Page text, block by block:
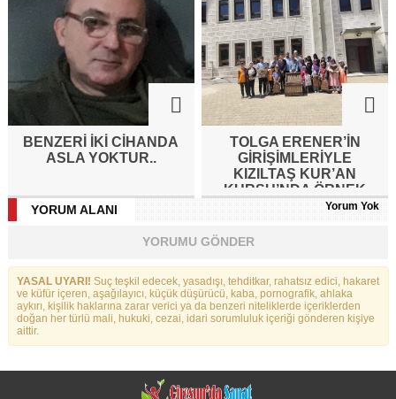
BENZERI IKI CIHANDA
ASLA YOKTUR..
TOLGA ERENER’İN
GİRİŞİMLERİYLE
KIZILTAŞ KUR’AN
KURSU’NDA ÖRNEK
ETKİNLİK
YORUM ALANI Yorum Yok
YORUMU GÖNDER
YASAL UYARI! Suç teşkil edecek, yasadışı, tehditkar, rahatsız edici, hakaret
ve küfür içeren, aşağılayıcı, küçük düşürücü, kaba, pornografik, ahlaka
aykırı, kişilik haklarına zarar verici ya da benzeri niteliklerde içeriklerden
doğan her türlü mali, hukuki, cezai, idari sorumluluk içeriği gönderen kişiye
aittir.